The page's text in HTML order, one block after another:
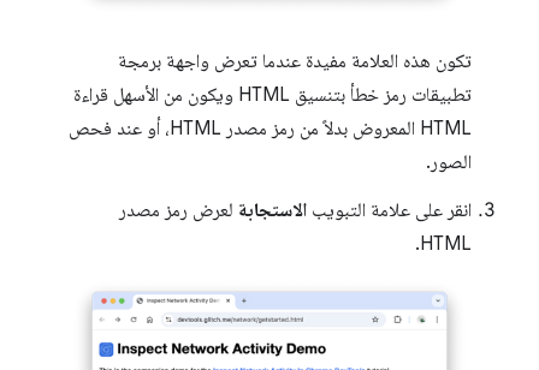
تكون هذه العلامة مفيدة عندما تعرض واجهة برمجة
تطبيقات رمز خطأ بتنسيق HTML ويكون من الأسهل قراءة
HTML المعروض بدلاً من رمز مصدر HTML، أو عند فحص
الصور.
انقر على علامة التبويب الاستجابة لعرض رمز مصدر
HTML.